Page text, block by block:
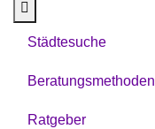
Städtesuche
Beratungsmethoden
Ratgeber